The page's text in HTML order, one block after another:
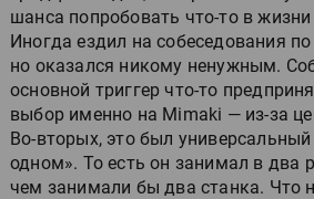
шанса попробовать что-то в
Иногда ездил на собеседования
но оказался никому ненужным.
основной триггер что-то
выбор именно на Mimaki — из-за
Во-вторых, это был
одном». То есть он занимал в два
чем занимали бы два станка. Что